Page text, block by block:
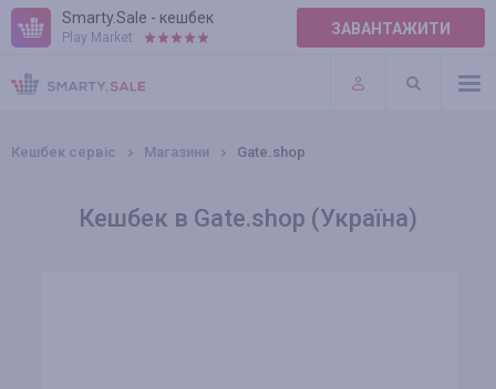
Smarty.Sale - кешбек
Play Market: ЗАВАНТАЖИТИ
ПРАВИЛА
ПЛАГІНИ
Кешбек сервіс Магазини Gate.shop
Кешбек в Gate.shop (Україна)